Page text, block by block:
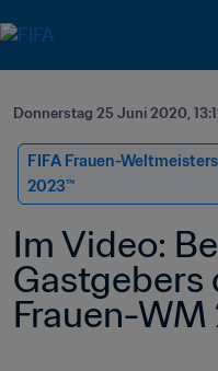
Donnerstag 25 Juni 2020,
FIFA Frauen-
2023™
Im Video:
Gastgebers
Frauen-